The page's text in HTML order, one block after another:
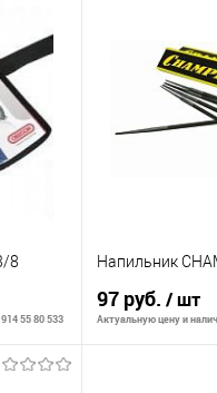
8
55 80 533
Напильник
97 руб. / шт
Актуальную цену и